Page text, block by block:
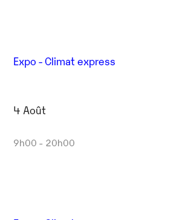
Expo - Climat express
4 Août
9h00 - 20h00